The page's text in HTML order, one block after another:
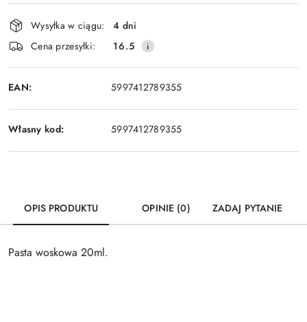
Dostępność
i
dostawa
Wysyłka w ciągu:
4 dni
Cena przesyłki:
16.5
EAN: 5997412789355
Własny kod: 5997412789355
OPIS PRODUKTU OPINIE (0) ZADAJ PYTANIE
Pasta woskowa 20ml.